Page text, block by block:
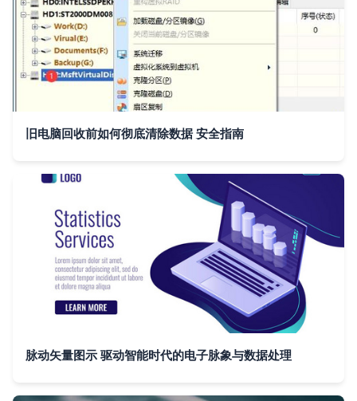
旧电脑回收前如何彻底清除数据 安全指南
脉动矢量图示 驱动智能时代的电子脉象与数据处理